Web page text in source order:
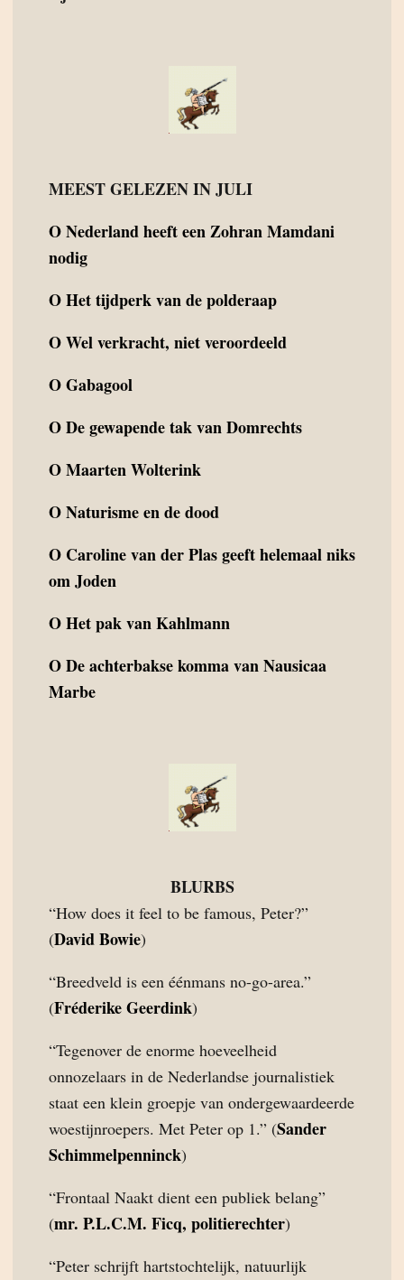
MEEST GELEZEN IN JULI
ONederland heeft een Zohran Mamdani
nodig
OHet tijdperk van de polderaap
OWel verkracht, niet veroordeeld
OGabagool
ODe gewapende tak van Domrechts
OMaarten Wolterink
ONaturisme en de dood
O Caroline van der Plas geeft helemaal niks
om Joden
OHet pak van Kahlmann
ODe achterbakse komma van Nausicaa
Marbe
BLURBS
“How does it feel to be famous, Peter?”
(David Bowie)
“Breedveld is een éénmans no-go-area.”
(Fréderike Geerdink)
“Tegenover de enorme hoeveelheid
onnozelaars in de Nederlandse journalistiek
staat een klein groepje van ondergewaardeerde
woestijnroepers. Met Peter op 1.” (Sander
Schimmelpenninck)
“Frontaal Naakt dient een publiek belang”
(mr. P.L.C.M. Ficq, politierechter)
“Peter schrijft hartstochtelijk, natuurlijk